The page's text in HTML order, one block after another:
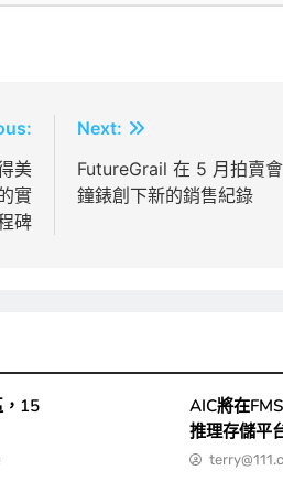
美
實
碑
Next:
FutureGrail 在 5 月拍賣
鐘錶創下新的銷售紀錄
，15
AIC將在
推理存儲平